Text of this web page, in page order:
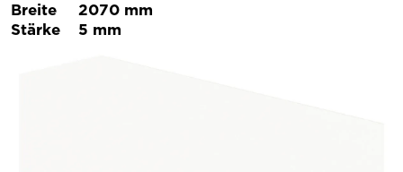
Breite
2070 mm
Stärke
5 mm